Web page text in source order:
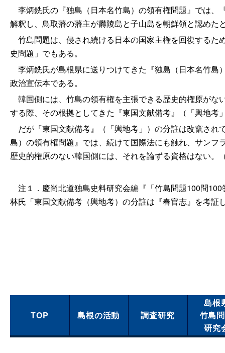
李炳銑氏の『独島（日本名竹島）の領有権問題』では、
解釈し、鳥取藩の藩主が欝陵島と子山島を朝鮮領と認めた
竹島問題は、侵され続ける日本の国家主権を回復するた
史問題」でもある。
李炳銑氏が島根県に送りつけてきた『独島（日本名竹島
政治宣伝本である。
韓国側には、竹島の領有権を主張できる歴史的権原がな
する際、その根拠としてきた『東国文献備考』（「輿地考
だが『東国文献備考』（「輿地考」）の分註は改竄され
島）の領有権問題』では、続けて国際法にも触れ、サン
歴史的権原のない韓国側には、それを論ずる資格はない。
注１．慶尚北道独島史料研究会編『「竹島問題100問
林氏「東国文献備考（輿地考）の分註は『春官志』を考証
TOP 島根の活動 調査研究
島根
竹島
研究